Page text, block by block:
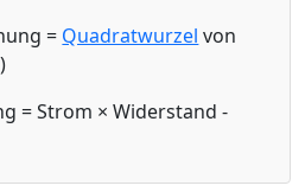
= Quadratwurzel von
= Strom × Widerstand -